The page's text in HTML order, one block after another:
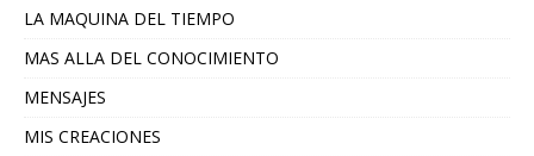
LA MAQUINA DEL TIEMPO
MAS ALLA DEL CONOCIMIENTO
MENSAJES
MIS CREACIONES